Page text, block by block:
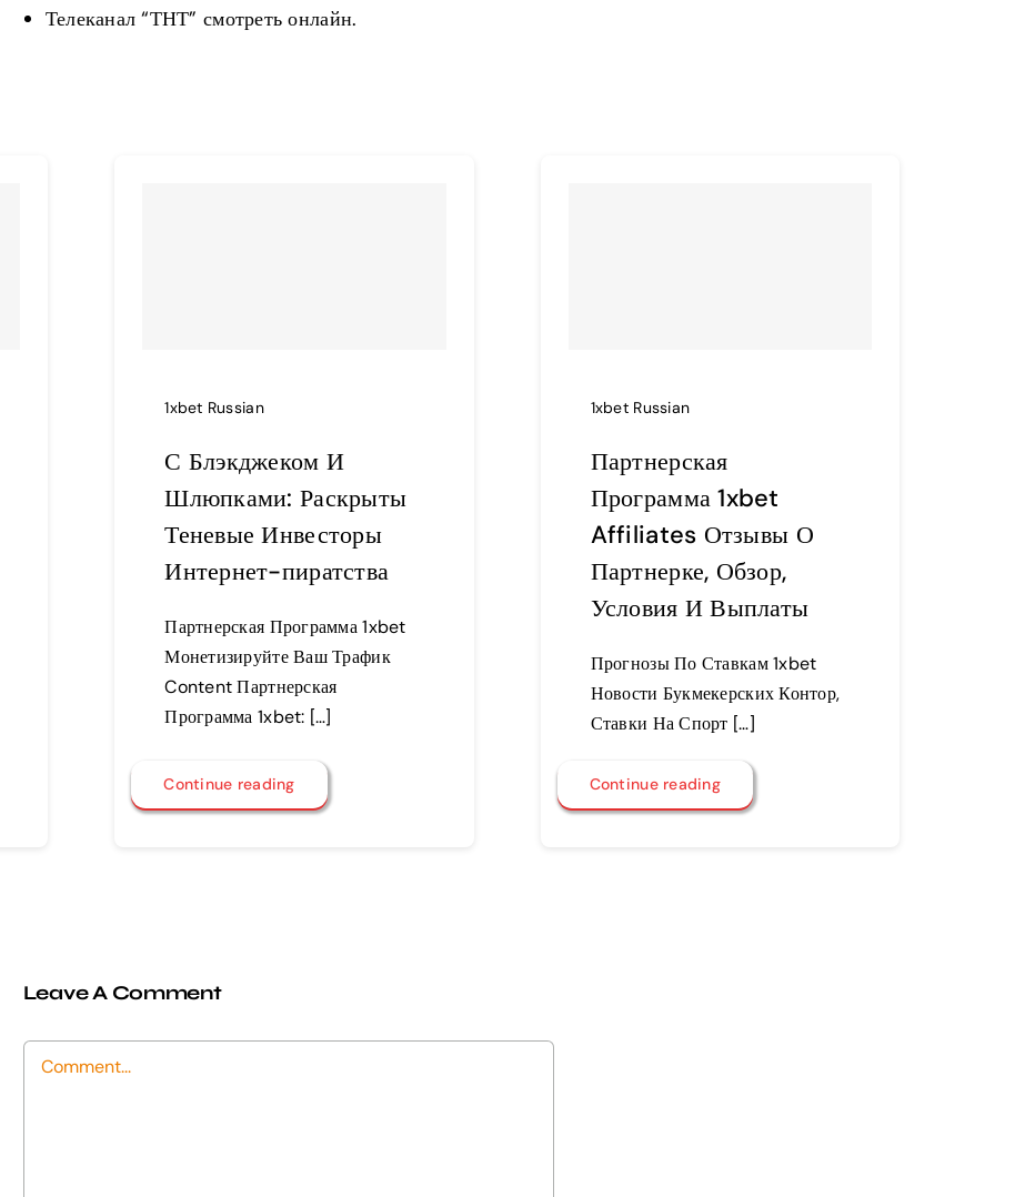
Телеканал “ТНТ” смотреть онлайн.
1xbet Russian
С Блэкджеком И
Шлюпками: Раскрыты
Теневые Инвесторы
Интернет-пиратства
Партнерская Программа 1xbet
Монетизируйте Ваш Трафик
Content Партнерская
Программа 1xbet: […]
Continue reading
1xbet Russian
Партнерская
Программа 1xbet
Affiliates Отзывы О
Партнерке, Обзор,
Условия И Выплаты
Прогнозы По Ставкам 1xbet
Новости Букмекерских Контор,
Ставки На Спорт […]
Continue reading
Leave A Comment
Comment